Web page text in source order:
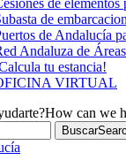
de
de Andalucía
Andaluza de
tu estancia!
VIRTUAL
How can we
Buscar